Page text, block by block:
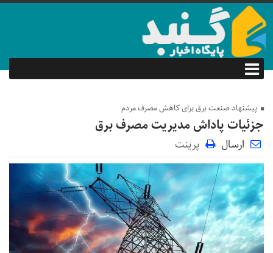
پیشنهاد صنعت برق برای کاهش مصرف مردم
جزئیات پاداش مدیریت مصرف برق
ارسال پرینت